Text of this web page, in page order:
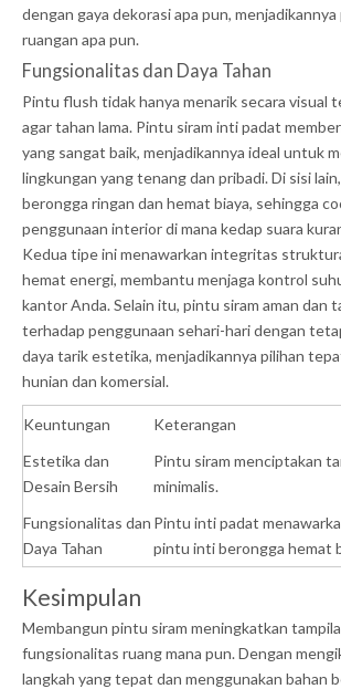
dengan gaya dekorasi apa pun,
ruangan apa pun.
Fungsionalitas dan Daya Tahan
Pintu flush tidak hanya menarik secara visual
agar tahan lama. Pintu siram inti padat
yang sangat baik, menjadikannya ideal untuk
lingkungan yang tenang dan pribadi. Di sisi
berongga ringan dan hemat biaya, sehingga
penggunaan interior di mana kedap suara
Kedua tipe ini menawarkan integritas
hemat energi, membantu menjaga kontrol
kantor Anda. Selain itu, pintu siram aman dan
terhadap penggunaan sehari-hari dengan
daya tarik estetika, menjadikannya pilihan
hunian dan komersial.
Keuntungan
Keterangan
Estetika dan
Desain Bersih
Pintu siram menciptakan
minimalis.
Fungsionalitas dan
Daya Tahan
Pintu inti padat
pintu inti berongga hemat
Kesimpulan
Membangun pintu siram meningkatkan
fungsionalitas ruang mana pun. Dengan
langkah yang tepat dan menggunakan bahan